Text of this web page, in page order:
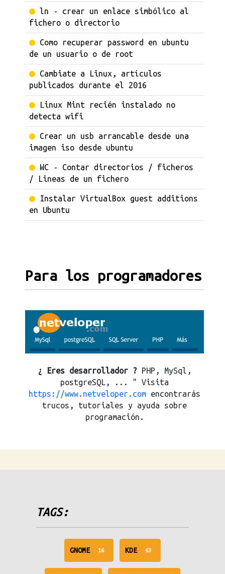
ln - crear un enlace simbólico al
fichero o directorio
Como recuperar password en ubuntu
de un usuario o de root
Cambiate a Linux, artículos
publicados durante el 2016
Linux Mint recién instalado no
detecta wifi
Crear un usb arrancable desde una
imagen iso desde ubuntu
WC - Contar directorios / ficheros
/ Lineas de un fichero
Instalar VirtualBox guest additions
en Ubuntu
Para los programadores
¿ Eres desarrollador ? PHP, MySql,
postgreSQL, ... " Visita
https://www.netveloper.com encontrarás
trucos, tutoriales y ayuda sobre
programación.
TAGS:
GNOME 16
unread
messages
KDE 63
messages